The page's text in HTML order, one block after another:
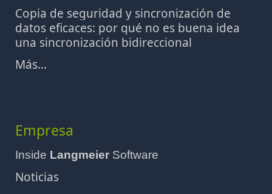
Copia de seguridad y sincronización de
datos eficaces: por qué no es buena idea
una sincronización bidireccional
Más...
Empresa
Inside Langmeier Software
Noticias